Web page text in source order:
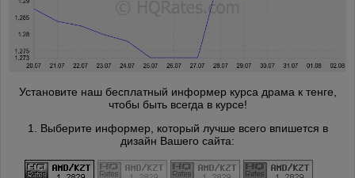
Установите наш бесплатный информер курса драма к тенге,
чтобы быть всегда в курсе!
1. Выберите информер, который лучше всего впишется в
дизайн Вашего сайта: